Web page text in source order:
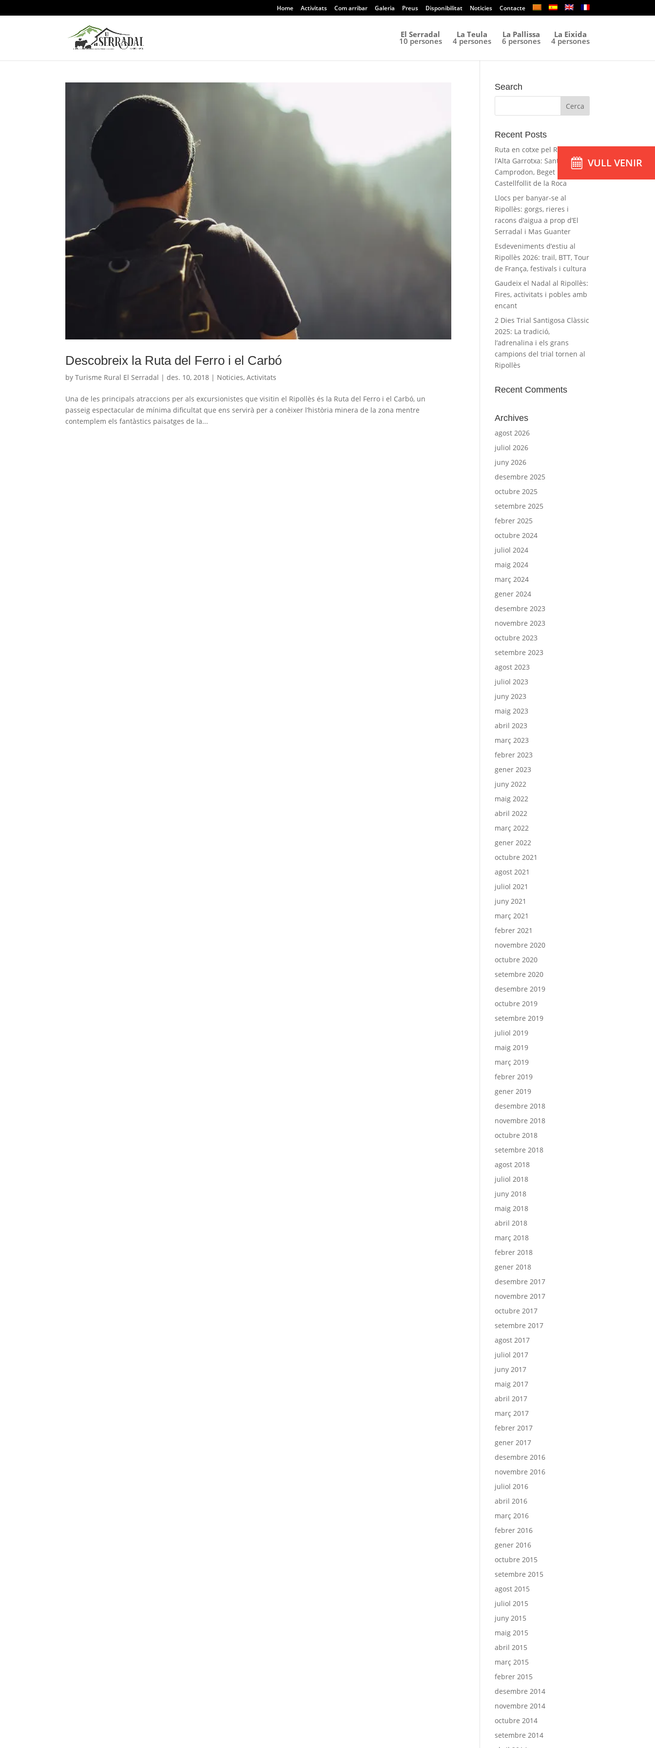
Home Activitats Com arribar Galeria Preus Disponibilitat Noticies Contacte
El Serradal
10 persones
La Teula
4 persones
La Pallissa
6 persones
La Eixida
4 persones
Descobreix la Ruta del Ferro i el Carbó
byTurisme Rural El Serradal |des. 10, 2018 | Noticies,Activitats
Una de les principals atraccions per als excursionistes que visitin el Ripollès és la Ruta del Ferro i el Carbó, un
passeig espectacular de mínima dificultat que ens servirà per a conèixer l’història minera de la zona mentre
contemplem els fantàstics paisatges de la...
Search
Recent Posts
Ruta en cotxe pel Ripollès i
l’Alta Garrotxa: Sant Joan,
Camprodon, Beget i
Castellfollit de la Roca
Llocs per banyar-se al
Ripollès: gorgs, rieres i
racons d’aigua a prop d’El
Serradal i Mas Guanter
Esdeveniments d’estiu al
Ripollès 2026: trail, BTT, Tour
de França, festivals i cultura
Gaudeix el Nadal al Ripollès:
Fires, activitats i pobles amb
encant
2 Dies Trial Santigosa Clàssic
2025: La tradició,
l’adrenalina i els grans
campions del trial tornen al
Ripollès
Recent Comments
Archives
agost 2026
juliol 2026
juny 2026
desembre 2025
octubre 2025
setembre 2025
febrer 2025
octubre 2024
juliol 2024
maig 2024
març 2024
gener 2024
desembre 2023
novembre 2023
octubre 2023
setembre 2023
agost 2023
juliol 2023
juny 2023
maig 2023
abril 2023
març 2023
febrer 2023
gener 2023
juny 2022
maig 2022
abril 2022
març 2022
gener 2022
octubre 2021
agost 2021
juliol 2021
juny 2021
març 2021
febrer 2021
novembre 2020
octubre 2020
setembre 2020
desembre 2019
octubre 2019
setembre 2019
juliol 2019
maig 2019
març 2019
febrer 2019
gener 2019
desembre 2018
novembre 2018
octubre 2018
setembre 2018
agost 2018
juliol 2018
juny 2018
maig 2018
abril 2018
març 2018
febrer 2018
gener 2018
desembre 2017
novembre 2017
octubre 2017
setembre 2017
agost 2017
juliol 2017
juny 2017
maig 2017
abril 2017
març 2017
febrer 2017
gener 2017
desembre 2016
novembre 2016
juliol 2016
abril 2016
març 2016
febrer 2016
gener 2016
octubre 2015
setembre 2015
agost 2015
juliol 2015
juny 2015
maig 2015
abril 2015
març 2015
febrer 2015
desembre 2014
novembre 2014
octubre 2014
setembre 2014
VULL VENIR